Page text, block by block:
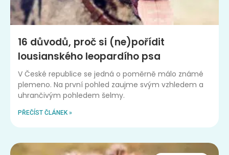
16 důvodů, proč si (ne)pořídit
lousianského leopardího psa
V České republice se jedná o poměrně málo známé
plemeno. Na první pohled zaujme svým vzhledem a
uhrančivým pohledem šelmy.
PŘEČÍST ČLÁNEK »